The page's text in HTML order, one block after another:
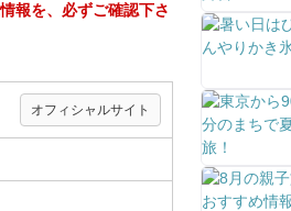
報を、必ずご確認下さ
オフィシャルサイト